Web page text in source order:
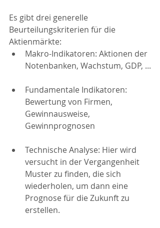
Es gibt drei generelle
Beurteilungskriterien für die
Aktienmärkte:
Makro-Indikatoren: Aktionen der
Notenbanken, Wachstum, GDP, ...
Fundamentale Indikatoren:
Bewertung von Firmen,
Gewinnausweise,
Gewinnprognosen
Technische Analyse: Hier wird
versucht in der Vergangenheit
Muster zu finden, die sich
wiederholen, um dann eine
Prognose für die Zukunft zu
erstellen.